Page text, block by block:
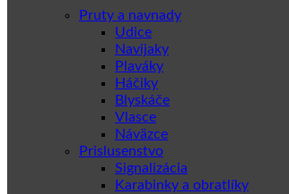
Pruty a navnady
Udice
Navijaky
Plaváky
Háčiky
Blyskáče
Vlasce
Náväzce
Prislusenstvo
Signalizácia
Karabinky a obratlíky